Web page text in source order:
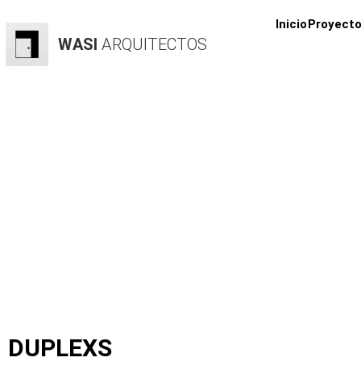
WASIARQUITECTOS
Inicio
DUPLEXS